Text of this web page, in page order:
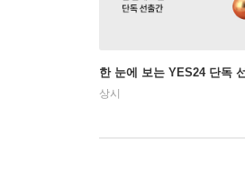
한 눈에 보는 YES24 단독
상시